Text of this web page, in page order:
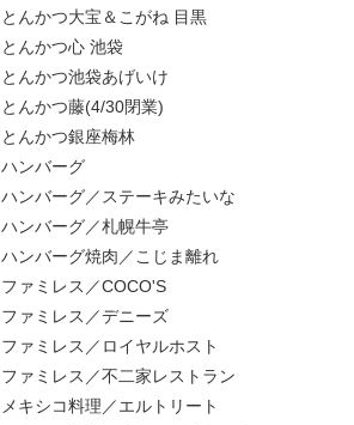
とんかつ大宝＆こがね 目黒
とんかつ心 池袋
とんかつ池袋あげいけ
とんかつ藤(4/30閉業)
とんかつ銀座梅林
ハンバーグ
ハンバーグ／ステーキみたいな
ハンバーグ／札幌牛亭
ハンバーグ焼肉／こじま離れ
ファミレス／COCO'S
ファミレス／デニーズ
ファミレス／ロイヤルホスト
ファミレス／不二家レストラン
メキシコ料理／エルトリート